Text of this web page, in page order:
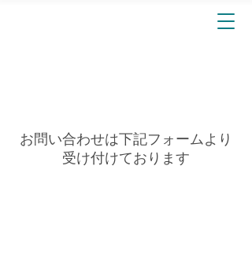
​お問い合わせは下記フォームより
受け付けております